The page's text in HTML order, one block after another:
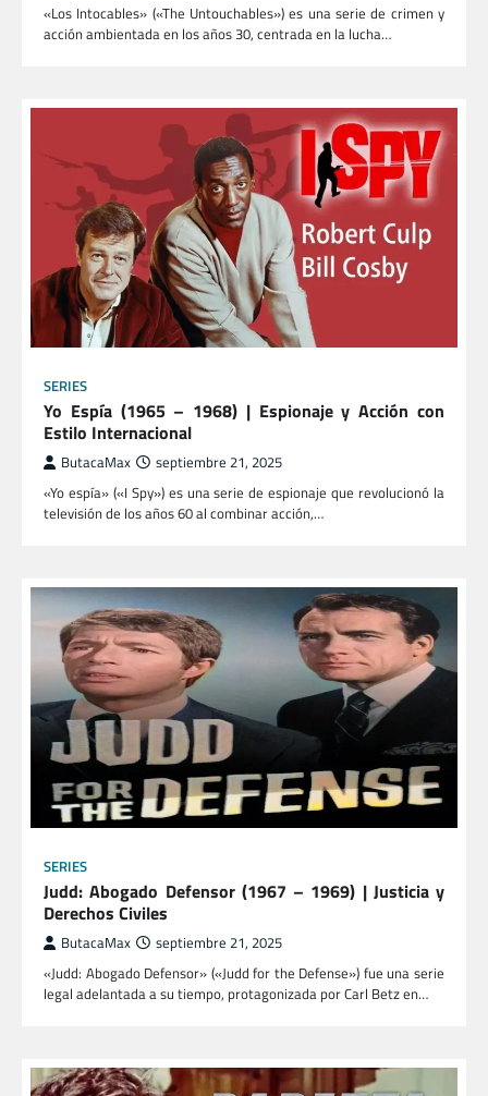
«Los Intocables» («The Untouchables») es una serie de crimen y
acción ambientada en los años 30, centrada en la lucha…
SERIES
Yo Espía (1965 – 1968) | Espionaje y Acción con
Estilo Internacional
ButacaMax septiembre 21, 2025
«Yo espía» («I Spy») es una serie de espionaje que revolucionó la
televisión de los años 60 al combinar acción,…
SERIES
Judd: Abogado Defensor (1967 – 1969) | Justicia y
Derechos Civiles
ButacaMax septiembre 21, 2025
«Judd: Abogado Defensor» («Judd for the Defense») fue una serie
legal adelantada a su tiempo, protagonizada por Carl Betz en…